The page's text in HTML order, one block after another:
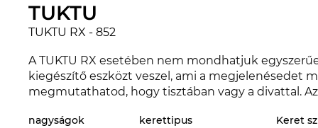
TUKTU
TUKTU RX - 852
A TUKTU RX esetében nem mondhatjuk
kiegészítő eszközt veszel, ami a megjelenésedet
megmutathatod, hogy tisztában vagy a divattal.
nézve. A TUKTU RX az Edel-Optics online boltban
nagyságok kerettipus Keret